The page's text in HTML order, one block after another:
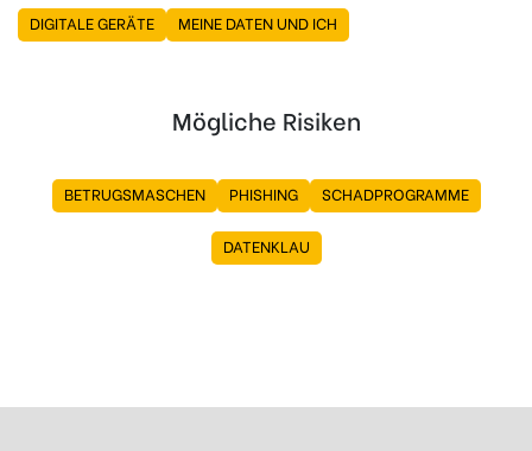
DIGITALE GERÄTE MEINE DATEN UND ICH
Mögliche Risiken
BETRUGSMASCHEN PHISHING SCHADPROGRAMME
DATENKLAU